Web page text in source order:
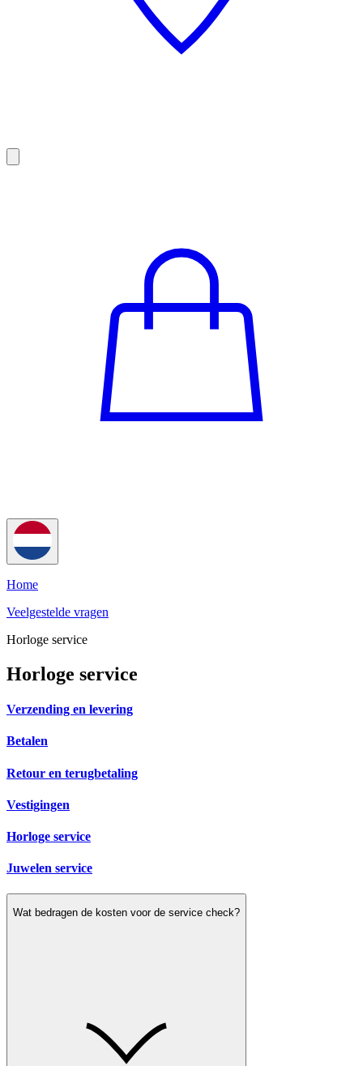
Home
Veelgestelde vragen
Horloge service
Horloge service
Verzending en levering
Betalen
Retour en terugbetaling
Vestigingen
Horloge service
Juwelen service
Wat bedragen de kosten voor de service check?